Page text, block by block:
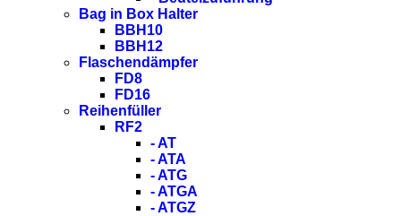
Bag in Box Halter
BBH10
BBH12
Flaschendämpfer
FD8
FD16
Reihenfüller
RF2
- AT
- ATA
- ATG
- ATGA
- ATGZ